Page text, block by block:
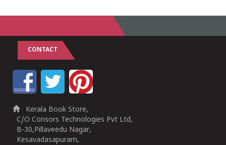
CONTACT
Kerala Book Store,
C/O Consors Technologies Pvt Ltd,
B-30,Pillaveedu Nagar,
Kesavadasapuram,